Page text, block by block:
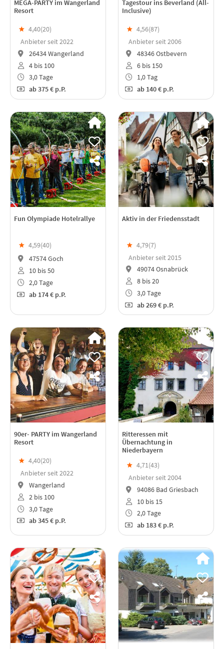
MEGA-PARTY im Wangerland
Resort
★ 4,40(20)
Anbieter seit 2022
26434 Wangerland
4 bis 100
3,0 Tage
ab375 € p.P.
Tagestour ins Beverland (All-
Inclusive)
★ 4,56(87)
Anbieter seit 2006
48346 Ostbevern
6 bis 150
1,0 Tag
ab140 € p.P.
Fun Olympiade Hotelrallye
★ 4,59(40)
47574 Goch
10 bis 50
2,0 Tage
ab174 € p.P.
Aktiv in der Friedensstadt
★ 4,79(7)
Anbieter seit 2015
49074 Osnabrück
8 bis 20
3,0 Tage
ab269 € p.P.
90er- PARTY im Wangerland
Resort
★ 4,40(20)
Anbieter seit 2022
Wangerland
2 bis 100
3,0 Tage
ab345 € p.P.
Ritteressen mit
Übernachtung in
Niederbayern
★ 4,71(43)
Anbieter seit 2004
94086 Bad Griesbach
10 bis 15
2,0 Tage
ab183 € p.P.